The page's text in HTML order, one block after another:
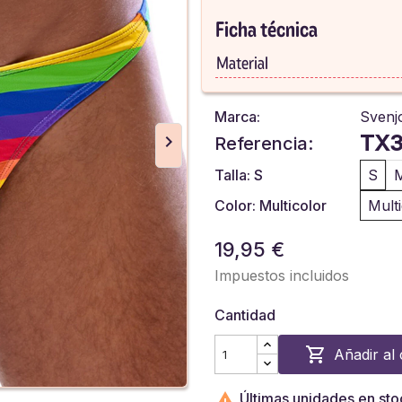
Ficha técnica
Material
Marca:
Referencia:
Talla: S S
Color: Multicolor
19,95 €
Impuestos incluidos
Cantidad
 Añadir al
Últimas unidades en